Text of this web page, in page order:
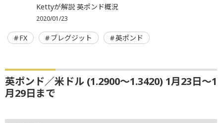
Kettyが解説 英ポンド概況
2020/01/23
FX ブレグジット 英ポンド
英ポンド／米ドル (1.2900〜1.3420) 1月23日〜1
月29日まで